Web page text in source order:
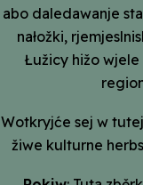
abo dale­dawanje
nałožki,
Łužicy hižo
Wotkryjće sej w
žiwe kulturne